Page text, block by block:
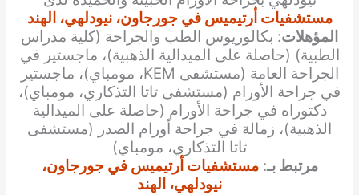
مستشفيات أرتيميس في جورجاون، نيودلهي، الهند
المؤهلات: بكالوريوس الطب والجراحة (كلية مدراس
الطبية) (حاصلة على الميدالية الذهبية)، ماجستير في
الجراحة العامة (مستشفى KEM، مومباي)، ماجستير
في جراحة الأورام (مستشفى تاتا التذكاري، مومباي)،
دكتوراه في جراحة الأورام (حاصلة على الميدالية
الذهبية)، زمالة في جراحة أورام الصدر (مستشفى
تاتا التذكاري، مومباي)
مرتبط بـ:مستشفيات أرتيميس في جورجاون،
نيودلهي، الهند